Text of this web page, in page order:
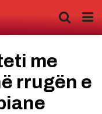
me
rrugën e